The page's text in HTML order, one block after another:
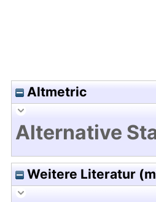
Altmetric
Alternative
Weitere Literatur